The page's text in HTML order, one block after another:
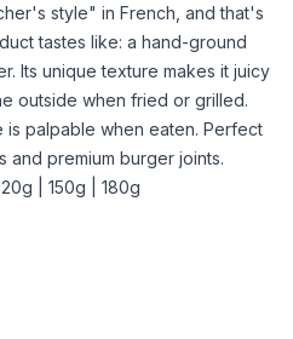
style" in French, and that's
tastes like: a hand-ground
Its unique texture makes it juicy
outside when fried or grilled.
palpable when eaten. Perfect
and premium burger joints.
| 150g | 180g